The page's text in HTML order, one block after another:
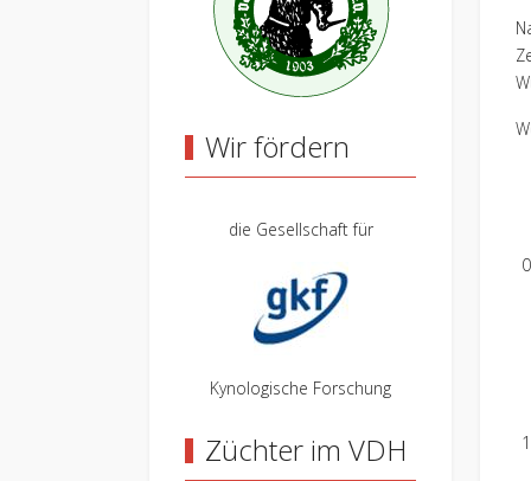
Wir fördern
die Gesellschaft für
Kynologische Forschung
Züchter im VDH